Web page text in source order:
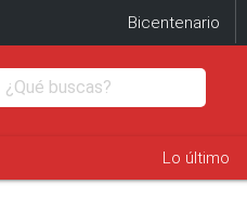
Bicentenario
Lo último